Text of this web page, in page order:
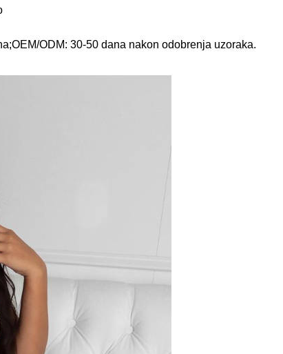
ODM: 30-50 dana nakon odobrenja uzoraka.